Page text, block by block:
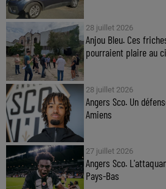
28 juillet 2026
Anjou Bleu. Ces
pourraient plaire au
28 juillet 2026
Angers Sco. Un
Amiens
27 juillet 2026
Angers Sco.
Pays-Bas